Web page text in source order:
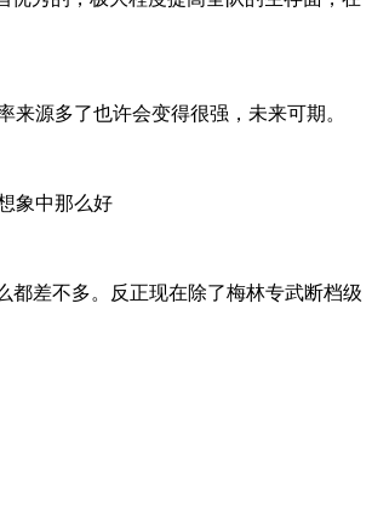
源多了也许会变得很强，未来可期。
象中那么好
都差不多。反正现在除了梅林专武断档级